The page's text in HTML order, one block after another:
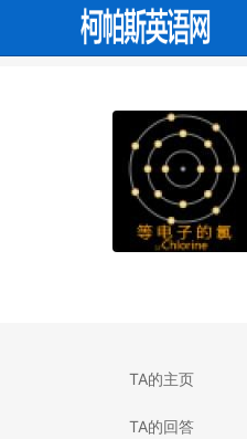
TA的主页
TA的回答